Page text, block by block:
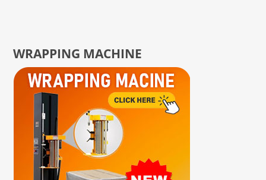
WRAPPING MACHINE